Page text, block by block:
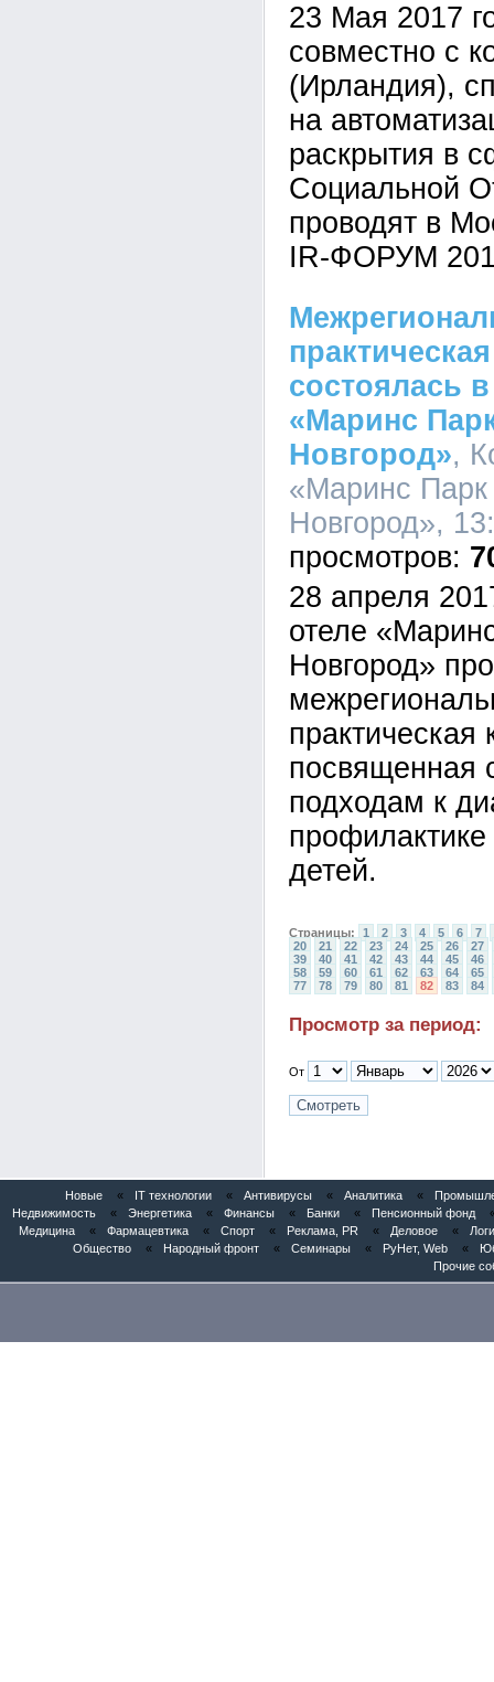
23 Мая 2017
совместно с
(Ирландия),
на
раскрытия в
Социальной
проводят в
IR-ФОРУМ
состоялась
«Маринс
Новгород»,
«Маринс
Новгород»,
28 апреля
отеле
Новгород»
посвященная
подходам к
детей.
Страницы: 1 2 3 4 5 6
7
20
21 22 23 24 25 26
27
39
40 41 42 43 44 45
46
58
59 60 61 62 63 64
65
77
78 79 80 81 82 83 84
Просмотр за период:
От
Новые « IT технологии « Антивирусы « Аналитика «
Недвижимость
« Энергетика « Финансы « Банки « Пенсионный фонд
Медицина
« Фармацевтика « Спорт « Реклама, PR « Деловое «
Общество
« Народный фронт « Семинары « РуНет, Web «
Прочие